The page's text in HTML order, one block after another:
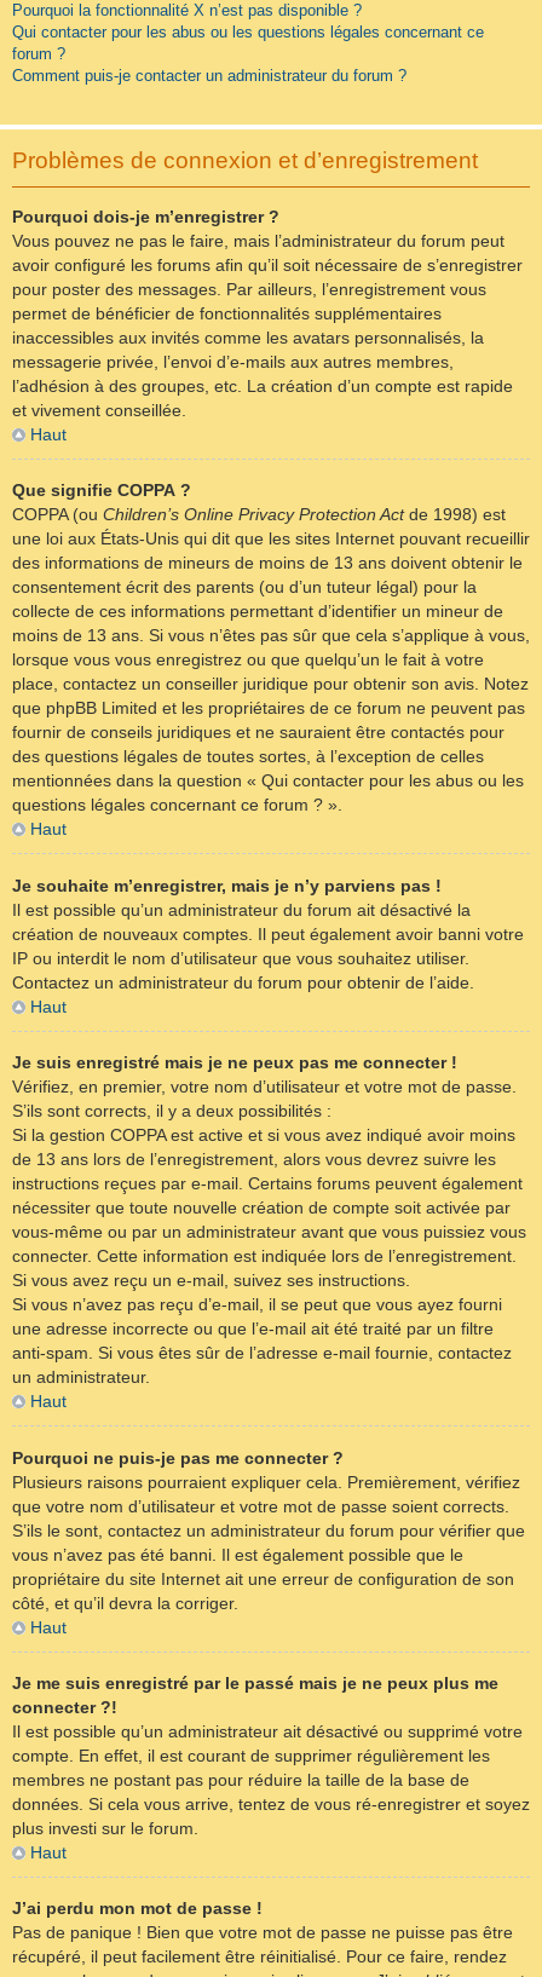
Pourquoi la fonctionnalité X n’est pas disponible ?
Qui contacter pour les abus ou les questions légales concernant ce
forum ?
Comment puis-je contacter un administrateur du forum ?
Problèmes de connexion et d’enregistrement
Pourquoi dois-je m’enregistrer ?
Vous pouvez ne pas le faire, mais l’administrateur du forum peut
avoir configuré les forums afin qu’il soit nécessaire de s’enregistrer
pour poster des messages. Par ailleurs, l’enregistrement vous
permet de bénéficier de fonctionnalités supplémentaires
inaccessibles aux invités comme les avatars personnalisés, la
messagerie privée, l’envoi d’e-mails aux autres membres,
l’adhésion à des groupes, etc. La création d’un compte est rapide
et vivement conseillée.
Haut
Que signifie COPPA ?
COPPA (ou Children’s Online Privacy Protection Actde 1998) est
une loi aux États-Unis qui dit que les sites Internet pouvant recueillir
des informations de mineurs de moins de 13 ans doivent obtenir le
consentement écrit des parents (ou d’un tuteur légal) pour la
collecte de ces informations permettant d’identifier un mineur de
moins de 13 ans. Si vous n’êtes pas sûr que cela s’applique à vous,
lorsque vous vous enregistrez ou que quelqu’un le fait à votre
place, contactez un conseiller juridique pour obtenir son avis. Notez
que phpBB Limited et les propriétaires de ce forum ne peuvent pas
fournir de conseils juridiques et ne sauraient être contactés pour
des questions légales de toutes sortes, à l’exception de celles
mentionnées dans la question « Qui contacter pour les abus ou les
questions légales concernant ce forum ? ».
Haut
Je souhaite m’enregistrer, mais je n’y parviens pas !
Il est possible qu’un administrateur du forum ait désactivé la
création de nouveaux comptes. Il peut également avoir banni votre
IP ou interdit le nom d’utilisateur que vous souhaitez utiliser.
Contactez un administrateur du forum pour obtenir de l’aide.
Haut
Je suis enregistré mais je ne peux pas me connecter !
Vérifiez, en premier, votre nom d’utilisateur et votre mot de passe.
S’ils sont corrects, il y a deux possibilités :
Si la gestion COPPA est active et si vous avez indiqué avoir moins
de 13 ans lors de l’enregistrement, alors vous devrez suivre les
instructions reçues par e-mail. Certains forums peuvent également
nécessiter que toute nouvelle création de compte soit activée par
vous-même ou par un administrateur avant que vous puissiez vous
connecter. Cette information est indiquée lors de l’enregistrement.
Si vous avez reçu un e-mail, suivez ses instructions.
Si vous n’avez pas reçu d’e-mail, il se peut que vous ayez fourni
une adresse incorrecte ou que l’e-mail ait été traité par un filtre
anti-spam. Si vous êtes sûr de l’adresse e-mail fournie, contactez
un administrateur.
Haut
Pourquoi ne puis-je pas me connecter ?
Plusieurs raisons pourraient expliquer cela. Premièrement, vérifiez
que votre nom d’utilisateur et votre mot de passe soient corrects.
S’ils le sont, contactez un administrateur du forum pour vérifier que
vous n’avez pas été banni. Il est également possible que le
propriétaire du site Internet ait une erreur de configuration de son
côté, et qu’il devra la corriger.
Haut
Je me suis enregistré par le passé mais je ne peux plus me
connecter ?!
Il est possible qu’un administrateur ait désactivé ou supprimé votre
compte. En effet, il est courant de supprimer régulièrement les
membres ne postant pas pour réduire la taille de la base de
données. Si cela vous arrive, tentez de vous ré-enregistrer et soyez
plus investi sur le forum.
Haut
J’ai perdu mon mot de passe !
Pas de panique ! Bien que votre mot de passe ne puisse pas être
récupéré, il peut facilement être réinitialisé. Pour ce faire, rendez